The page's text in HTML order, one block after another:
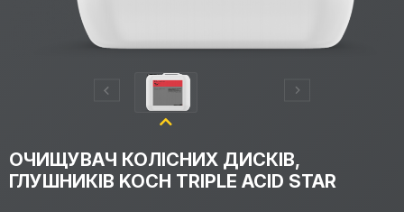
ОЧИЩУВАЧ КОЛІСНИХ ДИСКІВ,
ГЛУШНИКІВ KOCH TRIPLE ACID STAR